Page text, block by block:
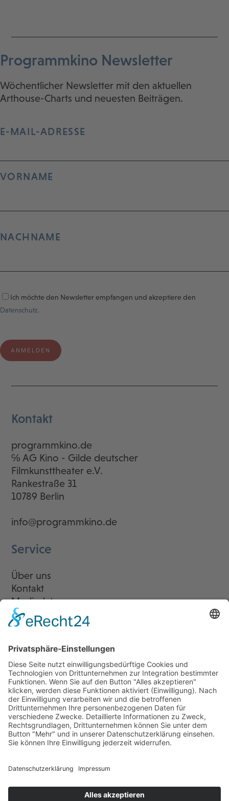
Programmkino Newsletter
Wöchentlicher Newsletter mit den aktuellen
Arthouse-Charts und neuesten Beiträgen.
E-MAIL-ADRESSE
VORNAME
NACHNAME
Ich möchte den Newsletter empfangen und akzeptiere den
Datenschutz.
Kontakt
programmkino.de
℅ AG Kino - Gilde deutscher
Filmkunsttheater e.V.
Rankestraße 31
10789 Berlin
info@programmkino.de
Service
Über uns
Kontakt
Mediadaten
Newsletter
LogIn
Legal
Impressum
Datenschutzerklärung
Cookie-Einstellungen
Programmkino.de richtet sich an Film- und Kinobegeisterte jeden